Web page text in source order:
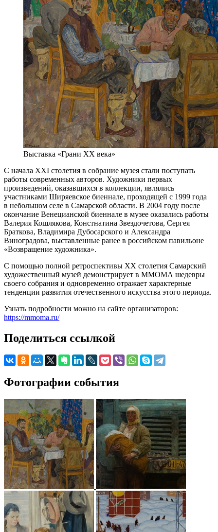
Выставка «Грани XX века»
С начала XXI столетия в собрание музея стали поступать
работы современных авторов. Художники первых
произведений, оказавшихся в коллекции, являлись
участниками Ширяевское биеннале, проходящей с 1999 года
в небольшом селе в Самарской области. В 2004 году после
окончание Венецианской биеннале в музее оказались работы
Валерия Кошлякова, Констнатина Звездочетова, Сергея
Браткова, Владимира Дубосарского и Александра
Виноградова, выставленные ранее в российском павильоне
«Возвращение художника».
С помощью полной ретроспективы XX столетия Самарский
художественный музей демонстрирует в ММОМА шедевры
своего собрания и одновременно отражает характерные
тенденции развития отечественного искусства этого периода.
Узнать подробности можно на сайте организаторов:
https://mmoma.ru/
Поделиться ссылкой
Фотографии события